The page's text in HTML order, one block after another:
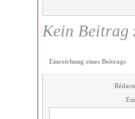
Kein Beitrag
Einreichung eines Beitrags